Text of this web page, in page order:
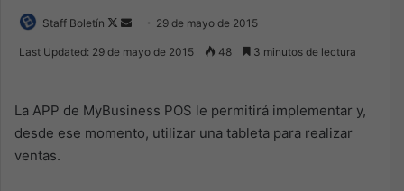
Staff Boletín
Follow
Send 29 de mayo de 2015
Last Updated: 29 de mayo de 2015 48 3 minutos de lectura
La APP de MyBusiness POS le permitirá implementar y,
desde ese momento, utilizar una tableta para realizar
ventas.